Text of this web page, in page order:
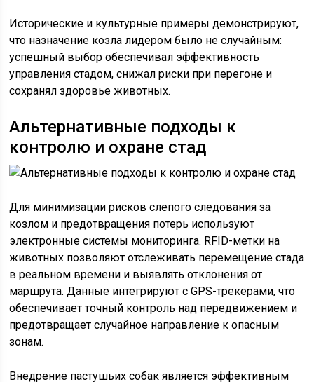
Исторические и культурные примеры демонстрируют,
что назначение козла лидером было не случайным:
успешный выбор обеспечивал эффективность
управления стадом, снижал риски при перегоне и
сохранял здоровье животных.
Альтернативные подходы к
контролю и охране стад
Для минимизации рисков слепого следования за
козлом и предотвращения потерь используют
электронные системы мониторинга. RFID-метки на
животных позволяют отслеживать перемещение стада
в реальном времени и выявлять отклонения от
маршрута. Данные интегрируют с GPS-трекерами, что
обеспечивает точный контроль над передвижением и
предотвращает случайное направление к опасным
зонам.
Внедрение пастушьих собак является эффективным